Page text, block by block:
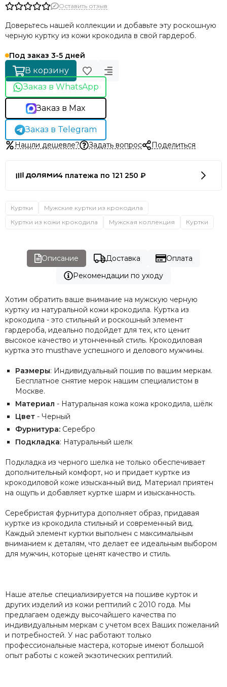
Оставить отзыв
Доверьтесь нашей коллекции и добавьте эту роскошную
черную куртку из кожи крокодила в свой гардероб.
Под заказ 3-5 дней
В корзину
Заказ в WhatsApp
Заказ в Max
Заказ в Telegram
Нашли дешевле? Задать вопрос Поделиться
4 платежа по 121 250 ₽
Куртки
Мужские куртки из крокодила
Куртки из кожи крокодила
Мужская коллекция Куртки
Описание Доставка
Оплата
Рекомендации по уходу
Хотим обратить ваше внимание на мужскую черную
куртку из натуральной кожи крокодила. Куртка из
крокодила - это стильный и роскошный элемент
гардероба, идеально подойдет для тех, кто ценит
высокое качество и утонченный стиль. Крокодиловая
куртка это musthave успешного и делового мужчины.
Размеры: Индивидуальный пошив по вашим меркам.
Бесплатное снятие мерок нашим специалистом в
Москве.
Материал - Натуральная кожа кожа крокодила, шёлк
Цвет - Черный
Фурнитура: Серебро
Подкладка: Натуральный шелк
Подкладка из черного шелка не только обеспечивает
дополнительный комфорт, но и придает куртке из
крокодиловой коже изысканный вид. Материал приятен
на ощупь и добавляет куртке шарм и изысканность.
Серебристая фурнитура дополняет образ, придавая
куртке из крокодила стильный и современный вид.
Каждый элемент куртки выполнен с максимальным
вниманием к деталям, что делает ее идеальным выбором
для мужчин, которые ценят качество и стиль.
Наше ателье специализируется на пошиве курток и
других изделий из кожи рептилий с 2010 года. Мы
предлагаем одежду высочайшего качества по
индивидуальным меркам с учетом всех Ваших пожеланий
и потребностей. У нас работают только
профессиональные мастера, которые имеют большой
опыт работы с кожей экзотических рептилий.